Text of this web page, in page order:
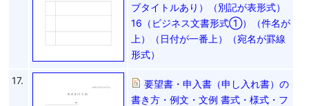
ブタイトルあり）（別記が表形式）
16（ビジネス文書形式①）（件名が
上）（日付が一番上）（宛名が罫線
形式）
17.
要望書・申入書（申し入れ書）の
書き方・例文・文例 書式・様式・フ